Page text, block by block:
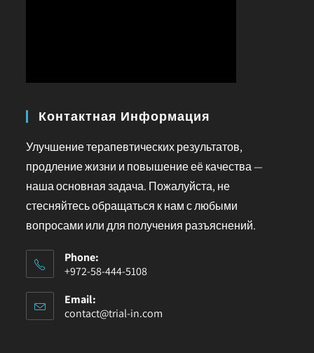
Контактная Информация
Улучшение терапевтических результатов,
продление жизни и повышение её качества —
наша основная задача. Пожалуйста, не
стесняйтесь обращаться к нам с любыми
вопросами или для получения разъяснений.
Phone:
+972-58-444-5108
Email:
contact@trial-in.com